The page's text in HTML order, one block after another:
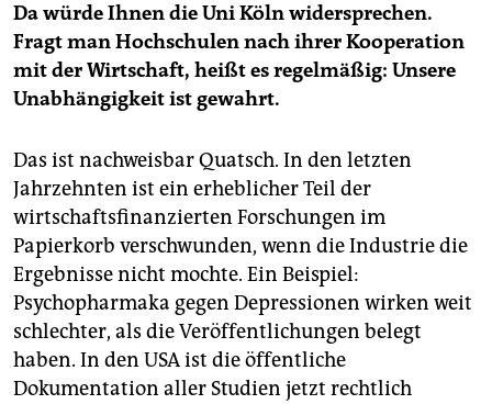
Da würde Ihnen die Uni Köln widersprechen.
Fragt man Hochschulen nach ihrer Kooperation
mit der Wirtschaft, heißt es regelmäßig: Unsere
Unabhängigkeit ist gewahrt.
Das ist nachweisbar Quatsch. In den letzten
Jahrzehnten ist ein erheblicher Teil der
wirtschaftsfinanzierten Forschungen im
Papierkorb verschwunden, wenn die Industrie die
Ergebnisse nicht mochte. Ein Beispiel:
Psychopharmaka gegen Depressionen wirken weit
schlechter, als die Veröffentlichungen belegt
haben. In den USA ist die öffentliche
Dokumentation aller Studien jetzt rechtlich